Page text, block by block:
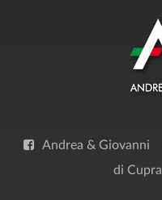
Andrea & Giovanni
di Cupra